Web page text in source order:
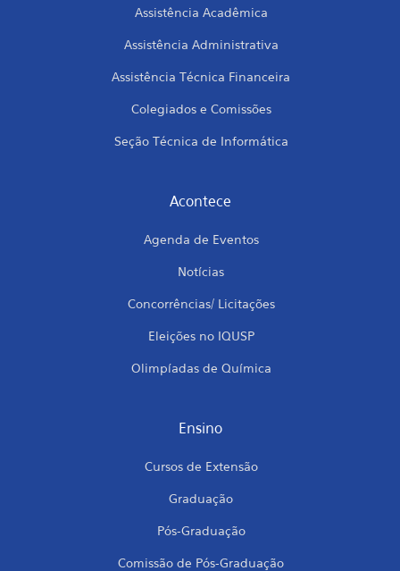
Assistência Acadêmica
Assistência Administrativa
Assistência Técnica Financeira
Colegiados e Comissões
Seção Técnica de Informática
Acontece
Agenda de Eventos
Notícias
Concorrências/ Licitações
Eleições no IQUSP
Olimpíadas de Química
Ensino
Cursos de Extensão
Graduação
Pós-Graduação
Comissão de Pós-Graduação